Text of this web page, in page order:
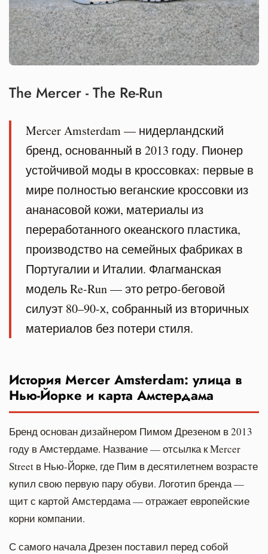
The Mercer - The Re-Run
Mercer Amsterdam — нидерландский
бренд, основанный в 2013 году. Пионер
устойчивой моды в кроссовках: первые в
мире полностью веганские кроссовки из
ананасовой кожи, материалы из
переработанного океанского пластика,
производство на семейных фабриках в
Португалии и Италии. Флагманская
модель Re-Run — это ретро-беговой
силуэт 80–90-х, собранный из вторичных
материалов без потери стиля.
История Mercer Amsterdam: улица в
Нью-Йорке и карта Амстердама
Бренд основан дизайнером Пимом Дрезеном в 2013
году в Амстердаме. Название — отсылка к Mercer
Street в Нью-Йорке, где Пим в десятилетнем возрасте
купил свою первую пару обуви. Логотип бренда —
щит с картой Амстердама — отражает европейские
корни компании.
С самого начала Дрезен поставил перед собой